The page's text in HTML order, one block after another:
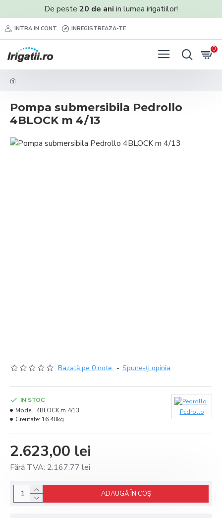
De peste 20 de ani in lumea irigatiilor!
INTRA IN CONT INREGISTREAZA-TE
0
Pompa submersibila Pedrollo
4BLOCK m 4/13
Bazată pe 0 note. - Spune-ţi opinia
2.623,00 lei
Fără TVA: 2.167,77 lei
IN STOC
Model: 4BLOCK m 4/13
Greutate: 16.40kg
Pedrollo
ADAUGĂ ÎN COŞ